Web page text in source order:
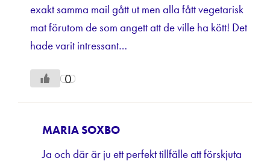
exakt samma mail gått ut men alla fått vegetarisk
mat förutom de som angett att de ville ha kött! Det
hade varit intressant…
0
MARIA SOXBO
Ja och där är ju ett perfekt tillfälle att förskjuta